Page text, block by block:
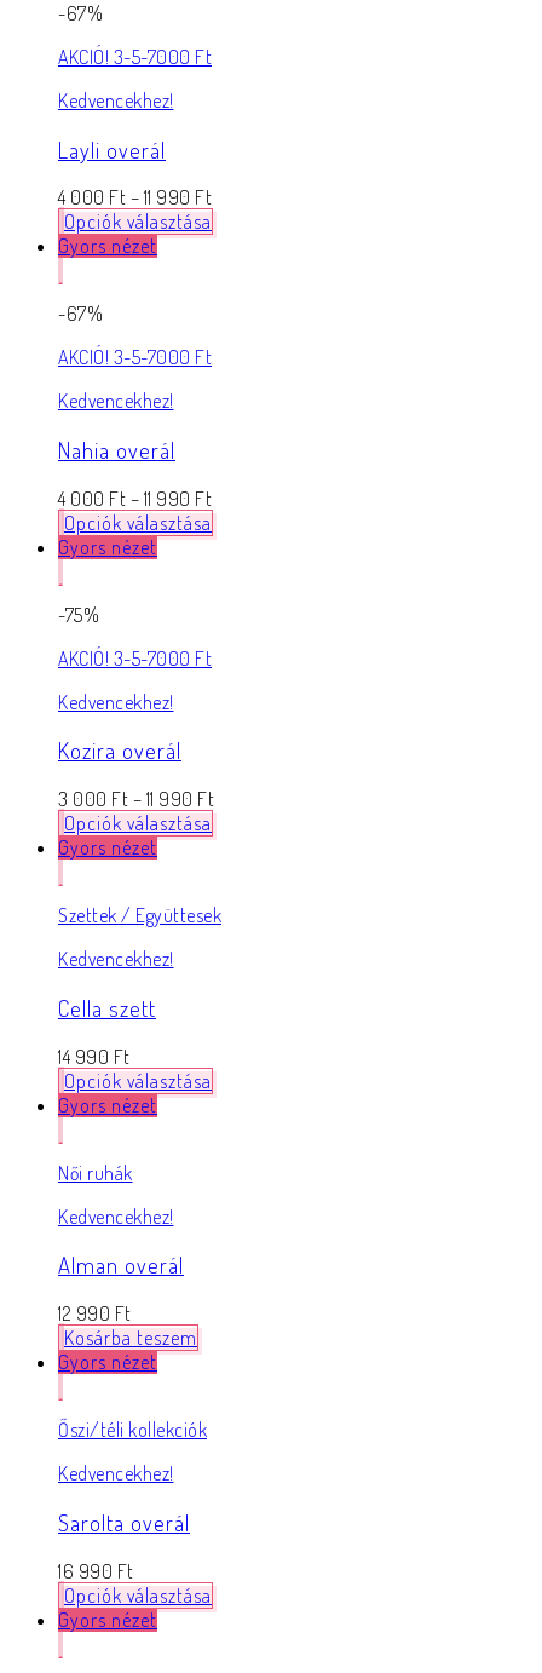
-67%
AKCIÓ! 3-5-7000 Ft
Kedvencekhez!
Layli overál
4 000 Ft – 11 990 Ft
Opciók választása
Gyors nézet
-67%
AKCIÓ! 3-5-7000 Ft
Kedvencekhez!
Nahia overál
4 000 Ft – 11 990 Ft
Opciók választása
Gyors nézet
-75%
AKCIÓ! 3-5-7000 Ft
Kedvencekhez!
Kozira overál
3 000 Ft – 11 990 Ft
Opciók választása
Gyors nézet
Szettek / Együttesek
Kedvencekhez!
Cella szett
14 990 Ft
Opciók választása
Gyors nézet
Női ruhák
Kedvencekhez!
Alman overál
12 990 Ft
Kosárba teszem
Gyors nézet
Őszi/téli kollekciók
Kedvencekhez!
Sarolta overál
16 990 Ft
Opciók választása
Gyors nézet